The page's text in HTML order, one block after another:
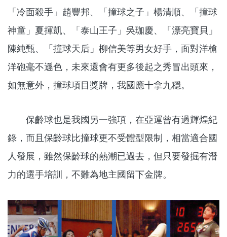
「冷面殺手」趙豐邦、「撞球之子」楊清順、「撞球
神童」夏揮凱、「泰山王子」吳珈慶、「漂亮寶貝」
陳純甄、「撞球天后」柳信美等男女好手，面對洋槍
洋砲毫不遜色，未來還會有更多後起之秀冒出頭來，
如無意外，撞球項目獎牌，我國應十拿九穩。
保齡球也是我國另一強項，在亞運曾有過輝煌紀
錄，而且保齡球比撞球更不受體型限制，相當適合國
人發展，雖然保齡球的熱潮已過去，但只要發掘有潛
力的選手培訓，不難為地主國留下金牌。